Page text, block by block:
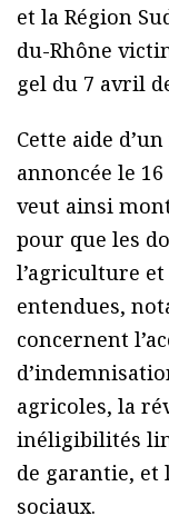
et la Région
du-Rhône
gel du 7 avril
Cette aide
annoncée le
veut ainsi
pour que les
l’agriculture
entendues,
concernent
agricoles, la
inéligibilités
de garantie, et
sociaux.